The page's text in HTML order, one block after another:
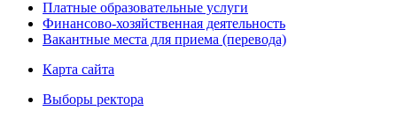
Платные образовательные услуги
Финансово-хозяйственная деятельность
Вакантные места для приема (перевода)
Карта сайта
Выборы ректора